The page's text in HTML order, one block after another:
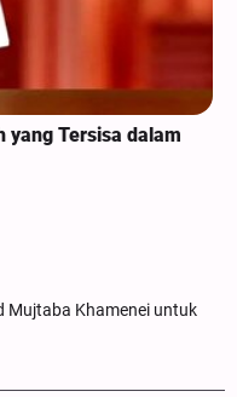
yang Tersisa dalam
Mujtaba Khamenei untuk